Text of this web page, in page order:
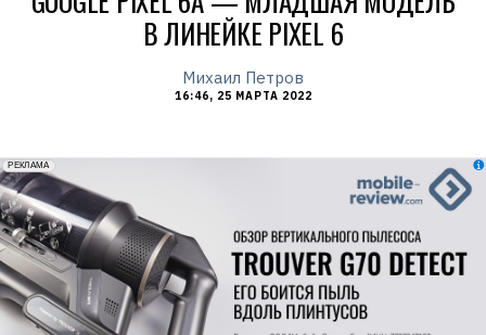
В ЛИНЕЙКЕ PIXEL 6
Михаил Петров
16:46, 25 МАРТА 2022
erid: 2VfnxxmNzs5
РЕКЛАМА